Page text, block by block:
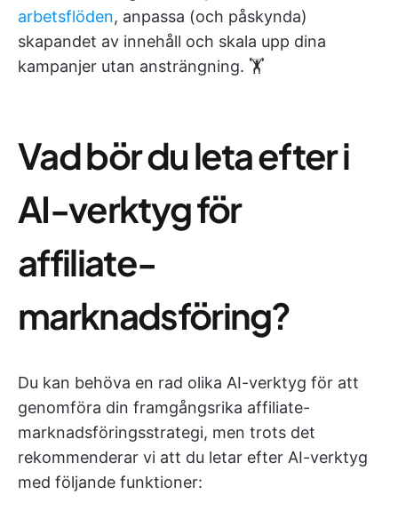
arbetsflöden, anpassa (och påskynda)
skapandet av innehåll och skala upp dina
kampanjer utan ansträngning. 🏋️
Vad bör du leta efter i
AI-verktyg för
affiliate-
marknadsföring?
Du kan behöva en rad olika AI-verktyg för att
genomföra din framgångsrika affiliate-
marknadsföringsstrategi, men trots det
rekommenderar vi att du letar efter AI-verktyg
med följande funktioner: